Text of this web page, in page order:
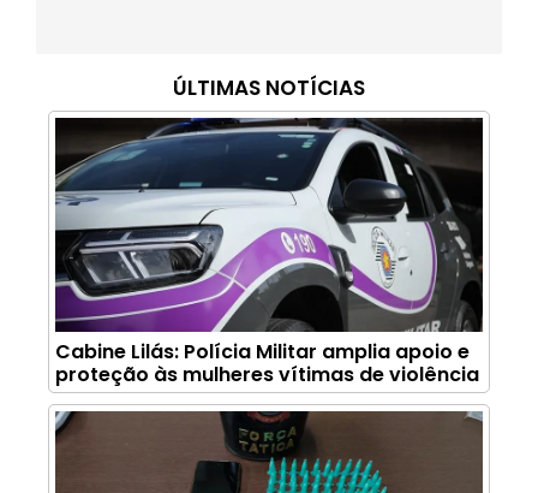
ÚLTIMAS NOTÍCIAS
Cabine Lilás: Polícia Militar amplia apoio e
proteção às mulheres vítimas de violência